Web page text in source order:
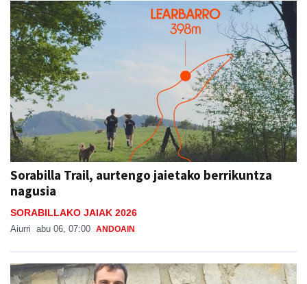
Sorabilla Trail, aurtengo jaietako berrikuntza
nagusia
SORABILLAKO JAIAK 2026
Aiurri abu 06, 07:00 ANDOAIN